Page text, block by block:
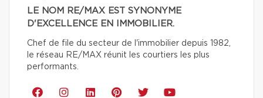
LE NOM RE/MAX EST SYNONYME
D'EXCELLENCE EN IMMOBILIER.
Chef de file du secteur de l'immobilier depuis 1982,
le réseau RE/MAX réunit les courtiers les plus
performants.